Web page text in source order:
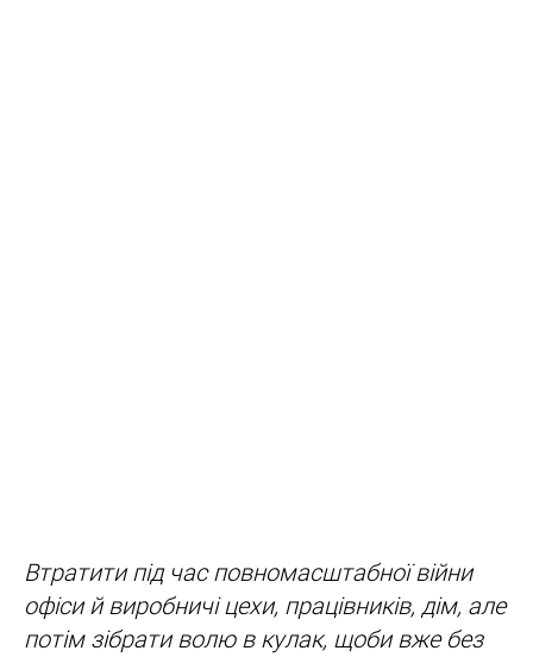
Втратити під час повномасштабної війни
офіси й виробничі цехи, працівників, дім, але
потім зібрати волю в кулак, щоби вже без